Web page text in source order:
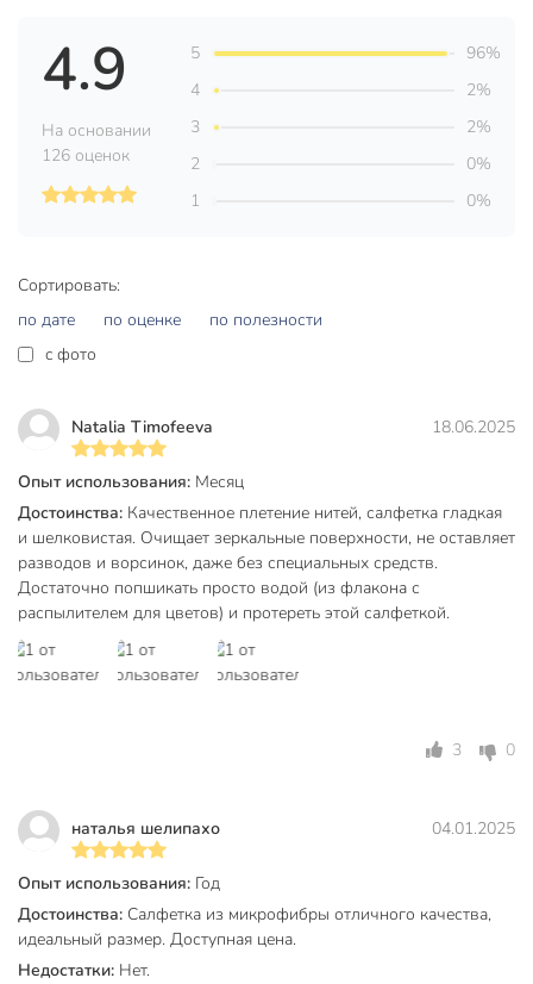
Материал
Бренд
Страна производства
Цвет
для блестящих
для оптики
для посуды
Размер, см
35х40 см
Особенности
Габариты упаковки
24 x 18 x 1 см
Сортировать:
по дате
по оценке
по полезности
c фото
Natalia Timofeeva 18.06.2025
Опыт использования: Месяц
Достоинства: Качественное плетение нитей, салфетка гладкая
и шелковистая. Очищает зеркальные поверхности, не оставляет
разводов и ворсинок, даже без специальных средств.
Достаточно попшикать просто водой (из флакона с
распылителем для цветов) и протереть этой салфеткой.
3 0
наталья шелипахо 04.01.2025
Опыт использования: Год
Достоинства: Салфетка из микрофибры отличного качества,
идеальный размер. Доступная цена.
Недостатки: Нет.
4.9
На основании
126 оценок
5
96%
4
2%
3
2%
2
0%
1
0%